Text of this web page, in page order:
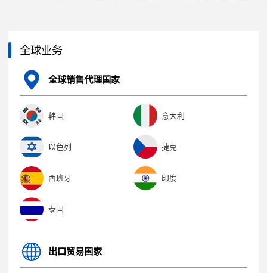
全球业务
全球销售代理国家
韩国 意大利
以色列 捷克
西班牙 印度
泰国
出口贸易国家